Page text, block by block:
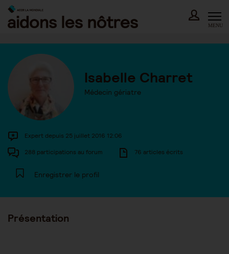
Skip
content
MENU
Isabelle Charret
Médecin gériatre
Expert depuis 25 juillet 2016 12:06
288 participations au forum 76 articles écrits
Enregistrer le profil
Présentation